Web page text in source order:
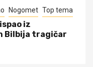
Nogomet Top tema
iz
Bilbija tragičar